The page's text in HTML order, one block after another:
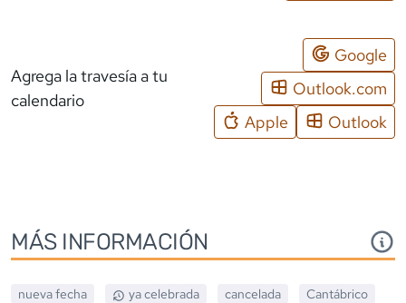
Agrega la travesía a tu
calendario
Google
Outlook.com
Apple
Outlook
MÁS INFORMACIÓN
nueva fecha ya celebrada cancelada
Cantábrico